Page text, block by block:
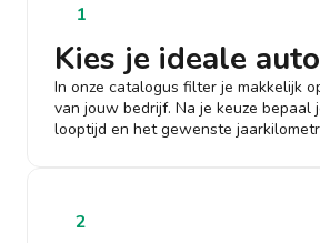
1
Kies je ideale auto
In onze catalogus filter je makkelijk
van jouw bedrijf. Na je keuze bepaal
looptijd en het gewenste
2